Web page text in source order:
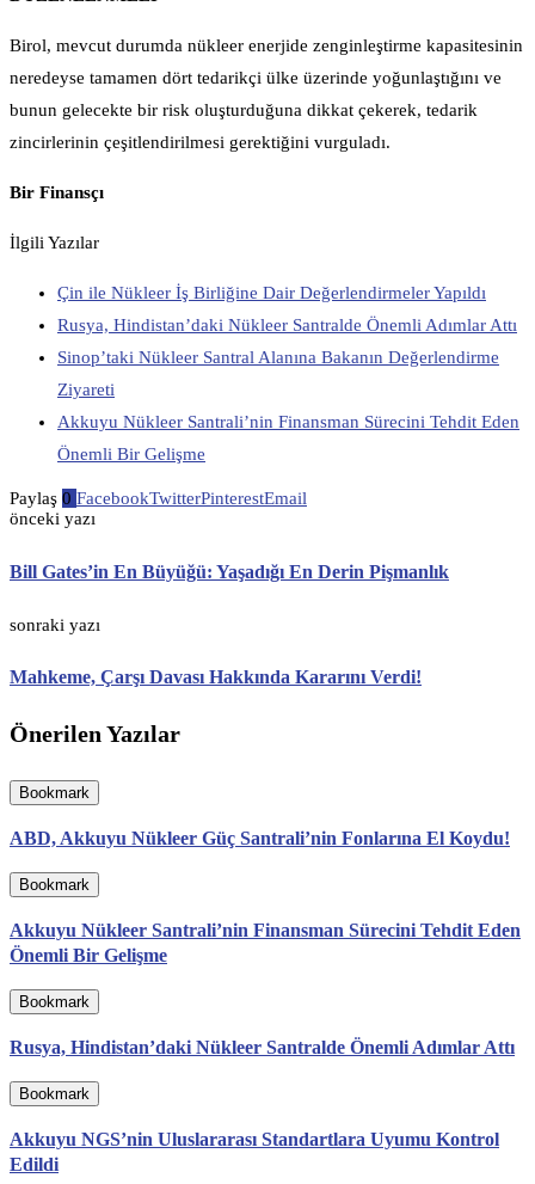
Birol, mevcut durumda nükleer enerjide zenginleştirme kapasitesinin
neredeyse tamamen dört tedarikçi ülke üzerinde yoğunlaştığını ve
bunun gelecekte bir risk oluşturduğuna dikkat çekerek, tedarik
zincirlerinin çeşitlendirilmesi gerektiğini vurguladı.
Bir Finansçı
İlgili Yazılar
Çin ile Nükleer İş Birliğine Dair Değerlendirmeler Yapıldı
Rusya, Hindistan’daki Nükleer Santralde Önemli Adımlar Attı
Sinop’taki Nükleer Santral Alanına Bakanın Değerlendirme
Ziyareti
Akkuyu Nükleer Santrali’nin Finansman Sürecini Tehdit Eden
Önemli Bir Gelişme
Paylaş 0 FacebookTwitterPinterestEmail
önceki yazı
Bill Gates’in En Büyüğü: Yaşadığı En Derin Pişmanlık
sonraki yazı
Mahkeme, Çarşı Davası Hakkında Kararını Verdi!
Önerilen Yazılar
Bookmark
ABD, Akkuyu Nükleer Güç Santrali’nin Fonlarına El Koydu!
Bookmark
Akkuyu Nükleer Santrali’nin Finansman Sürecini Tehdit Eden
Önemli Bir Gelişme
Bookmark
Rusya, Hindistan’daki Nükleer Santralde Önemli Adımlar Attı
Bookmark
Akkuyu NGS’nin Uluslararası Standartlara Uyumu Kontrol
Edildi